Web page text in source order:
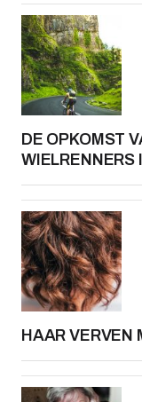
DE OPKOMST
WIELRENNERS
HAAR VERVEN